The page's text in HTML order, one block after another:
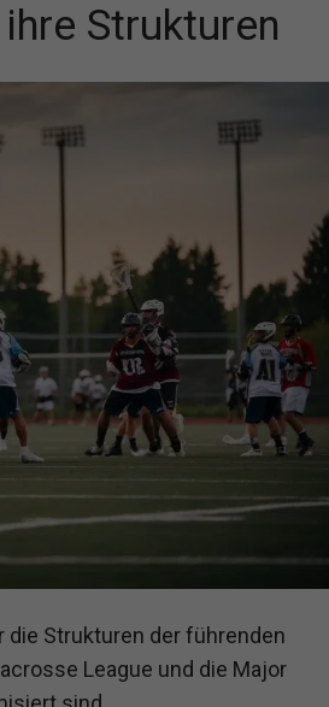
Strukturen
Strukturen der führenden
League und die Major